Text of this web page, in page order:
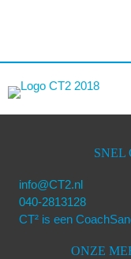
SNEL
info@CT2.nl
040-2813128
CT² is een
ONZE